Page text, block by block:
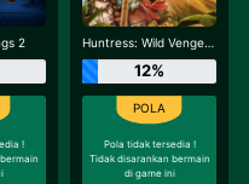
2
!
Huntress: Wild Vengeance
12%
Pola tidak tersedia !
Tidak disarankan bermain
di game ini